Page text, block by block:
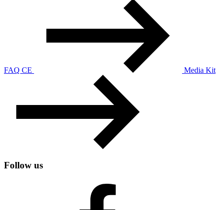
FAQ CE Media Kit
Follow us